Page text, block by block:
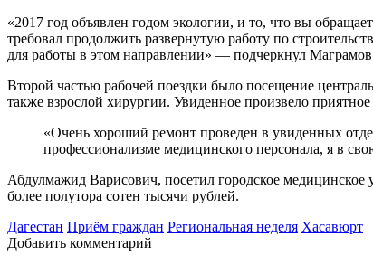
«2017 год объявлен годом экологии, и то, что вы
требовал продолжить развернутую работу по
для работы в этом направлении» — подчеркнул
Второй частью рабочей поездки было посещение
также взрослой хирургии. Увиденное произвело
«Очень хороший ремонт проведен в увиденных
профессионализме медицинского персонала, я в
Абдулмажид Варисович, посетил городское
более полутора сотен тысячи рублей.
Дагестан Приём граждан Региональная неделя Хасавюрт
Добавить комментарий